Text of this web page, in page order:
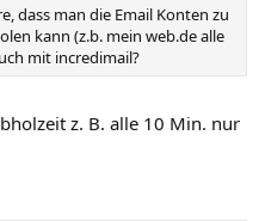
dass man die Email Konten zu
kann (z.b. mein web.de alle
mit incredimail?
z. B. alle 10 Min. nur